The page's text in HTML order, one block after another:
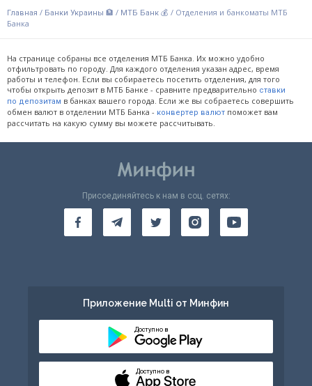
Главная / Банки Украины 🏦 / МТБ Банк 💰 / Отделения и банкоматы МТБ
Банка
На странице собраны все отделения МТБ Банка. Их можно удобно
отфильтровать по городу. Для каждого отделения указан адрес, время
работы и телефон. Если вы собираетесь посетить отделения, для того
чтобы открыть депозит в МТБ Банке - сравните предварительно ставки
по депозитам в банках вашего города. Если же вы собраетесь совершить
обмен валют в отделении МТБ Банка - конвертер валют поможет вам
рассчитать на какую сумму вы можете рассчитывать.
Присоединяйтесь к нам в соц. сетях:
Приложение Multi от Минфин
Доступно в
Доступно в